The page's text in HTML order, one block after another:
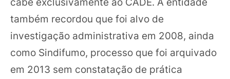
também recordou que foi alvo de
investigação administrativa em 2008, ainda
como Sindifumo, processo que foi arquivado
em 2013 sem constatação de prática